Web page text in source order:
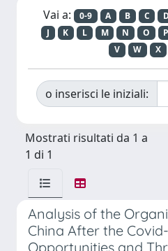
Vai a: 0-9 A B C
J
K L M N O P
V
W X
o inserisci le iniziali:
Mostrati risultati da 1 a
1 di 1
Analysis of the
China After the
Opportunities and